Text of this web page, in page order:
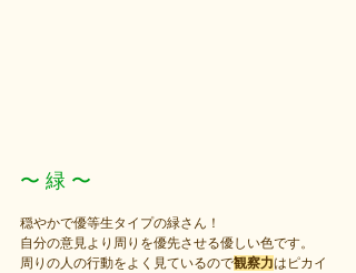
〜 緑 〜
穏やかで優等生タイプの緑さん！
自分の意見より周りを優先させる優しい色です。
周りの人の行動をよく見ているので観察力はピカイ